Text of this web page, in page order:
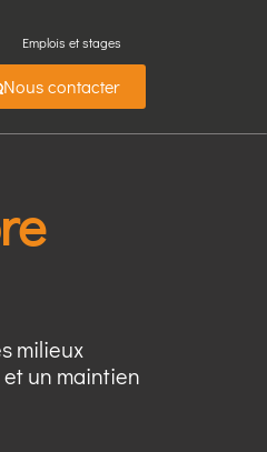
Emplois et stages
Nous contacter
milieux
un maintien